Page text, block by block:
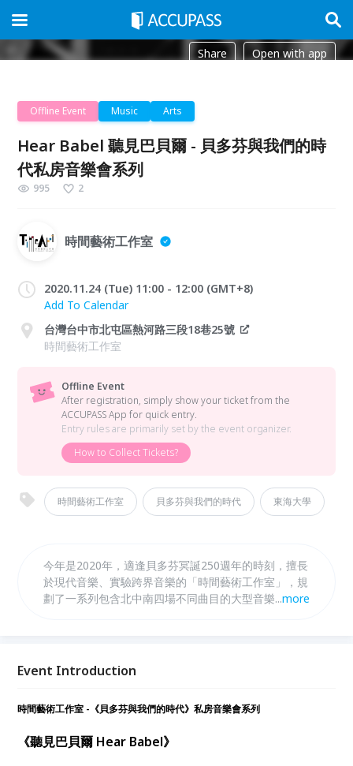
Share Open with app
Offline Event Music Arts
Hear Babel 聽見巴貝爾 - 貝多芬與我們的時
代私房音樂會系列
995 2
時間藝術工作室
2020.11.24 (Tue) 11:00 - 12:00 (GMT+8)
Add To Calendar
台灣台中市北屯區熱河路三段18巷25號
時間藝術工作室
Offline Event
After registration, simply show your ticket from the
ACCUPASS App for quick entry.
Entry rules are primarily set by the event organizer.
How to Collect Tickets?
時間藝術工作室 貝多芬與我們的時代 東海大學
今年是2020年，適逢貝多芬冥誕250週年的時刻，擅長
於現代音樂、實驗跨界音樂的「時間藝術工作室」，規
劃了一系列包含北中南四場不同曲目的大型音樂會、八
品，將貝多芬的「前衛性」與「當代性」帶到我們的二
德爾等作曲家經典的長笛與鋼琴作品。
...more
Event Introduction
時間藝術工作室 -《貝多芬與我們的時代》私房音樂會系列
《聽見巴貝爾 Hear Babel》